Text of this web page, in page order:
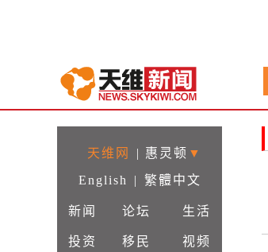
天维网 | 惠灵顿 ▼
English
| 繁體中文
新闻 论坛 生活
投资 移民 视频